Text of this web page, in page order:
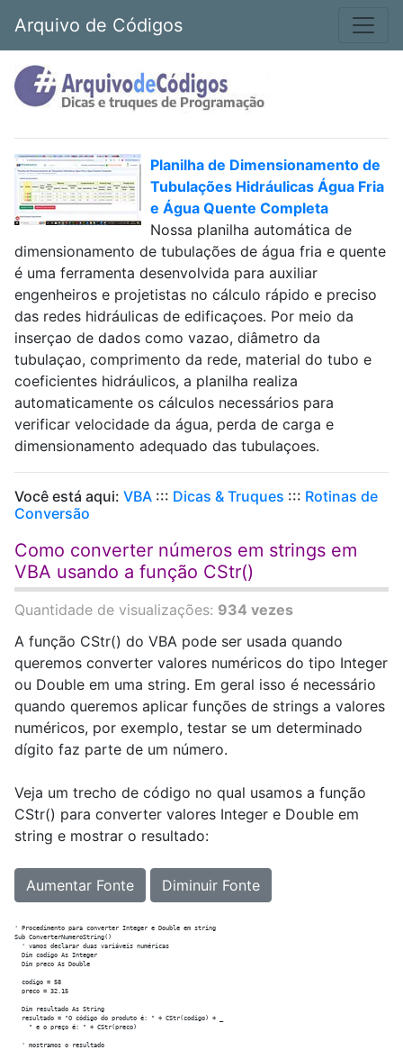
Arquivo de Códigos
Planilha de Dimensionamento de
Tubulações Hidráulicas Água Fria
e Água Quente Completa
Nossa planilha automática de
dimensionamento de tubulações de água fria e quente
é uma ferramenta desenvolvida para auxiliar
engenheiros e projetistas no cálculo rápido e preciso
das redes hidráulicas de edificaçoes. Por meio da
inserçao de dados como vazao, diâmetro da
tubulaçao, comprimento da rede, material do tubo e
coeficientes hidráulicos, a planilha realiza
automaticamente os cálculos necessários para
verificar velocidade da água, perda de carga e
dimensionamento adequado das tubulaçoes.
Você está aqui: VBA ::: Dicas & Truques ::: Rotinas de
Conversão
Como converter números em strings em
VBA usando a função CStr()
Quantidade de visualizações: 934 vezes
A função CStr() do VBA pode ser usada quando
queremos converter valores numéricos do tipo Integer
ou Double em uma string. Em geral isso é necessário
quando queremos aplicar funções de strings a valores
numéricos, por exemplo, testar se um determinado
dígito faz parte de um número.
Veja um trecho de código no qual usamos a função
CStr() para converter valores Integer e Double em
string e mostrar o resultado:
Aumentar Fonte Diminuir Fonte
' Procedimento para converter Integer e Double em string
Sub ConverterNumeroString()
  ' vamos declarar duas variáveis numéricas
  Dim codigo As Integer
  Dim preco As Double
  codigo = 58
  preco = 32.15
  Dim resultado As String
  resultado = "O código do produto é: " + CStr(codigo) + _
    " e o preço é: " + CStr(preco)
  ' mostramos o resultado